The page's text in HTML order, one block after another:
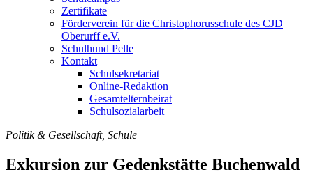
Zertifikate
Förderverein für die Christophorusschule des CJD
Oberurff e.V.
Schulhund Pelle
Kontakt
Schulsekretariat
Online-Redaktion
Gesamtelternbeirat
Schulsozialarbeit
Politik & Gesellschaft, Schule
Exkursion zur Gedenkstätte Buchenwald